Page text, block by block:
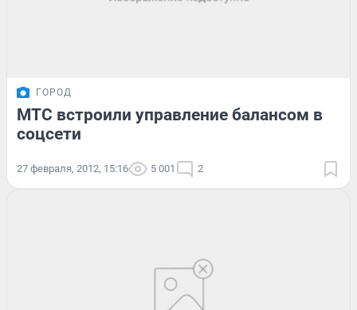
ГОРОД
МТС встроили управление балансом в
соцсети
27 февраля, 2012, 15:16 5 001 2